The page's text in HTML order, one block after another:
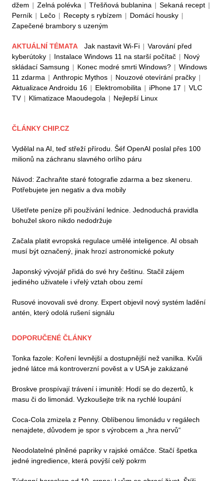
džem | Zelná polévka | Třešňová bublanina | Sekaná recept |
Perník | Lečo | Recepty s rybízem | Domácí housky |
Zapečené brambory s uzeným
AKTUÁLNÍ TÉMATA Jak nastavit Wi-Fi | Varování před
kyberútoky | Instalace Windows 11 na starší počítač | Nový
skládací Samsung | Konec modré smrti Windows? | Windows
11 zdarma | Anthropic Mythos | Nouzové otevírání pračky |
Aktualizace Androidu 16 | Elektromobilita | iPhone 17 | VLC
TV | Klimatizace Maoudegola | Nejlepší Linux
ČLÁNKY CHIP.CZ
Vydělal na AI, teď střeží přírodu. Šéf OpenAI poslal přes 100
milionů na záchranu slavného orlího páru
Návod: Zachraňte staré fotografie zdarma a bez skeneru.
Potřebujete jen negativ a dva mobily
Ušetřete peníze při používání lednice. Jednoduchá pravidla
bohužel skoro nikdo nedodržuje
Začala platit evropská regulace umělé inteligence. AI obsah
musí být označený, jinak hrozí astronomické pokuty
Japonský vývojář přidá do své hry češtinu. Stačil zájem
jediného uživatele i vřelý vztah obou zemí
Rusové inovovali své drony. Expert objevil nový systém ladění
antén, který odolá rušení signálu
DOPORUČENÉ ČLÁNKY
Tonka fazole: Koření levnější a dostupnější než vanilka. Kvůli
jedné látce má kontroverzní pověst a v USA je zakázané
Broskve prospívají trávení i imunitě: Hodí se do dezertů, k
masu či do limonád. Vyzkoušejte trik na rychlé loupání
Coca-Cola zmizela z Penny. Oblíbenou limonádu v regálech
nenajdete, důvodem je spor s výrobcem a „hra nervů“
Neodolatelné plněné papriky v rajské omáčce. Stačí špetka
jedné ingredience, která povýší celý pokrm